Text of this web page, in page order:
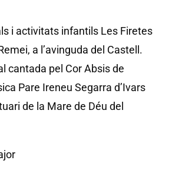
i activitats infantils Les Firetes
a l’avinguda del Castell.
cantada pel Cor Absis de
Pare Ireneu Segarra d’Ivars
de la Mare de Déu del